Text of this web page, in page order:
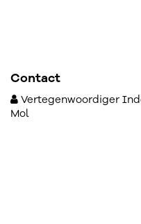
Contact
Vertegenwoordiger
Mol